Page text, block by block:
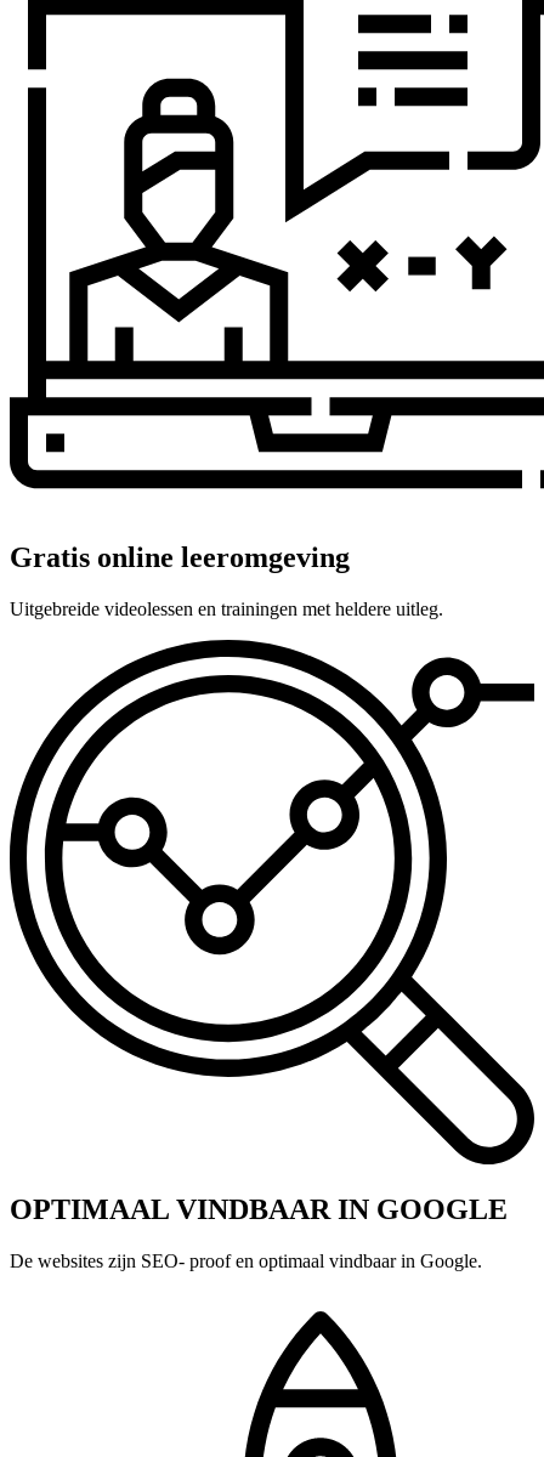
Gratis online leeromgeving
Uitgebreide videolessen en trainingen met heldere uitleg.
OPTIMAAL VINDBAAR IN GOOGLE
De websites zijn SEO- proof en optimaal vindbaar in Google.